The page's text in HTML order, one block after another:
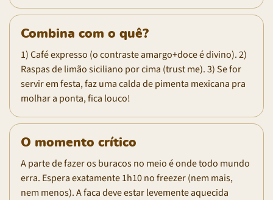
Combina com o quê?
1) Café expresso (o contraste amargo+doce é divino). 2)
Raspas de limão siciliano por cima (trust me). 3) Se for
servir em festa, faz uma calda de pimenta mexicana pra
molhar a ponta, fica louco!
O momento crítico
A parte de fazer os buracos no meio é onde todo mundo
erra. Espera exatamente 1h10 no freezer (nem mais,
nem menos). A faca deve estar levemente aquecida